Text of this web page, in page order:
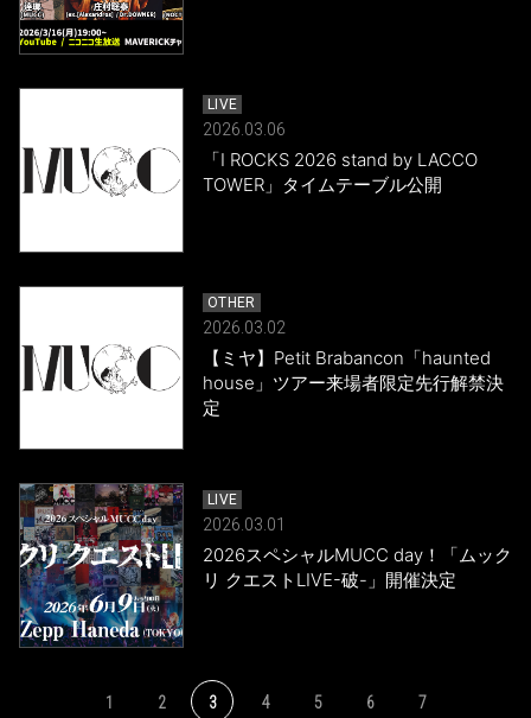
LIVE
2026.03.06
「I ROCKS 2026 stand by LACCO
TOWER」タイムテーブル公開
OTHER
2026.03.02
【ミヤ】Petit Brabancon「haunted
house」ツアー来場者限定先行解禁決
定
LIVE
2026.03.01
2026スペシャルMUCC day！「ムック
リ クエストLIVE-破-」開催決定
1 2 3 4 5 6 7